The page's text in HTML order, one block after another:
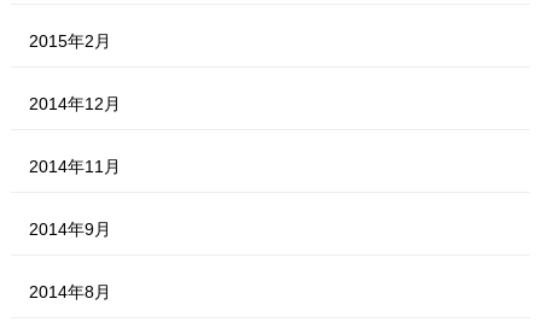
2015年2月
2014年12月
2014年11月
2014年9月
2014年8月